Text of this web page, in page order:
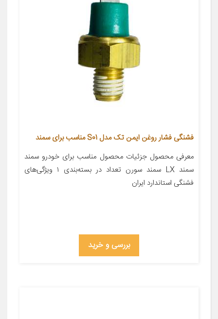
فشنگی فشار روغن ایمن تک مدل S01 مناسب برای سمند
معرفی محصول جزئیات محصول مناسب برای خودرو سمند
سمند LX سمند سورن تعداد در بسته‌بندی ۱ ویژگی‌های
فشنگی استاندارد ایران
بررسی و خرید